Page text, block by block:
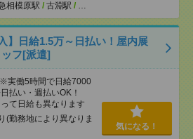
相模原駅 / 古淵駅 / …
】日給1.5万～日払い！屋内展
フ[派遣]
実働5時間で日給7000
払い・週払いOK！
て日給も異なります
(勤務地により異なりま
気になる！